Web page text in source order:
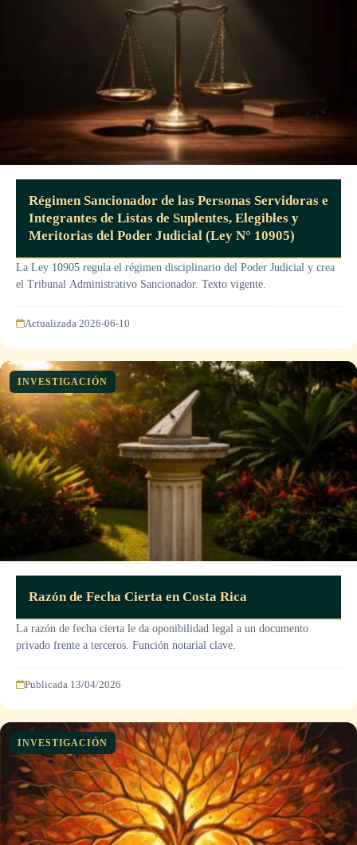
Régimen Sancionador de las Personas Servidoras e
Integrantes de Listas de Suplentes, Elegibles y
Meritorias del Poder Judicial (Ley N° 10905)
La Ley 10905 regula el régimen disciplinario del Poder Judicial y crea
el Tribunal Administrativo Sancionador. Texto vigente.
Actualizada 2026-06-10
INVESTIGACIÓN
Razón de Fecha Cierta en Costa Rica
La razón de fecha cierta le da oponibilidad legal a un documento
privado frente a terceros. Función notarial clave.
Publicada 13/04/2026
INVESTIGACIÓN